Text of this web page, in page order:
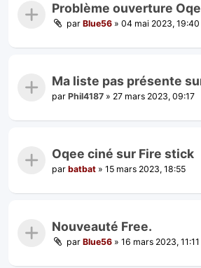
Problème ouverture
par Blue56 » 04 mai 2023, 19:40
Ma liste pas présente
par Phil4187 » 27 mars 2023, 09:17
Oqee ciné sur Fire stick
par batbat » 15 mars 2023, 18:55
Nouveauté Free.
par Blue56 » 16 mars 2023, 11:11